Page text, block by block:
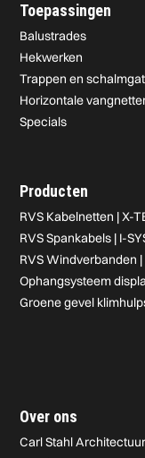
Toepassingen
Balustrades
Hekwerken
Trappen en
Horizontale
Specials
Producten
RVS Kabelnetten | X-
RVS Spankabels | I-
RVS Windverbanden |
Ophangsysteem
Groene gevel
Over ons
Carl Stahl